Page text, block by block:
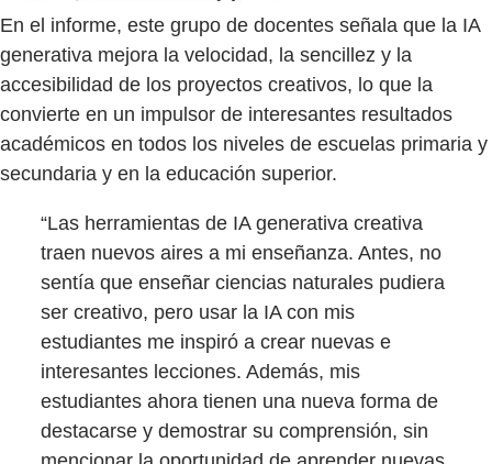
En el informe, este grupo de docentes señala que la IA
generativa mejora la velocidad, la sencillez y la
accesibilidad de los proyectos creativos, lo que la
convierte en un impulsor de interesantes resultados
académicos en todos los niveles de escuelas primaria y
secundaria y en la educación superior.
“Las herramientas de IA generativa creativa
traen nuevos aires a mi enseñanza. Antes, no
sentía que enseñar ciencias naturales pudiera
ser creativo, pero usar la IA con mis
estudiantes me inspiró a crear nuevas e
interesantes lecciones. Además, mis
estudiantes ahora tienen una nueva forma de
destacarse y demostrar su comprensión, sin